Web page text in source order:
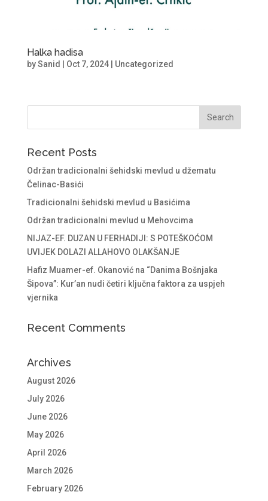
Halka hadisa
bySanid Oct 7, 2024| Uncategorized
Recent Posts
Održan tradicionalni šehidski mevlud u džematu
Čelinac-Basići
Tradicionalni šehidski mevlud u Basićima
Održan tradicionalni mevlud u Mehovcima
NIJAZ-EF. DUZAN U FERHADIJI: S POTEŠKOĆOM
UVIJEK DOLAZI ALLAHOVO OLAKŠANJE
Hafiz Muamer-ef. Okanović na “Danima Bošnjaka
Šipova”: Kur’an nudi četiri ključna faktora za uspjeh
vjernika
Recent Comments
Archives
August 2026
July 2026
June 2026
May 2026
April 2026
March 2026
February 2026